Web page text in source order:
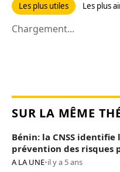
Les plus utiles Les plus
Chargement...
SUR LA MÊME
Bénin: la CNSS identifie
prévention des risques
A LA UNE•il y a 5 ans